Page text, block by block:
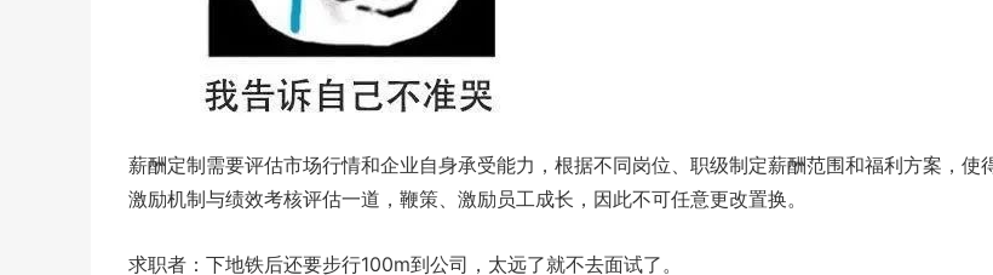
薪酬定制需要评估市场行情和企业自身承受能力，根据不同岗位、职级制定薪酬范围和福利方案，使
激励机制与绩效考核评估一道，鞭策、激励员工成长，因此不可任意更改置换。
求职者：下地铁后还要步行100m到公司，太远了就不去面试了。